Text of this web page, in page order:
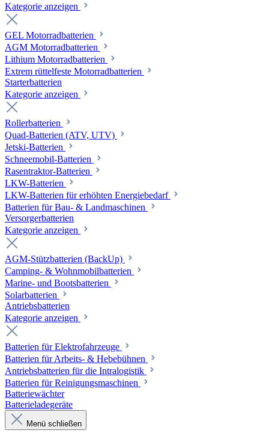
Kategorie anzeigen
GEL Motorradbatterien
AGM Motorradbatterien
Lithium Motorradbatterien
Extrem rüttelfeste Motorradbatterien
Starterbatterien
Kategorie anzeigen
Rollerbatterien
Quad-Batterien (ATV, UTV)
Jetski-Batterien
Schneemobil-Batterien
Rasentraktor-Batterien
LKW-Batterien
LKW-Batterien für erhöhten Energiebedarf
Batterien für Bau- & Landmaschinen
Versorgerbatterien
Kategorie anzeigen
AGM-Stützbatterien (BackUp)
Camping- & Wohnmobilbatterien
Marine- und Bootsbatterien
Solarbatterien
Antriebsbatterien
Kategorie anzeigen
Batterien für Elektrofahrzeuge
Batterien für Arbeits- & Hebebühnen
Antriebsbatterien für die Intralogistik
Batterien für Reinigungsmaschinen
Batteriewächter
Batterieladegeräte
Menü schließen